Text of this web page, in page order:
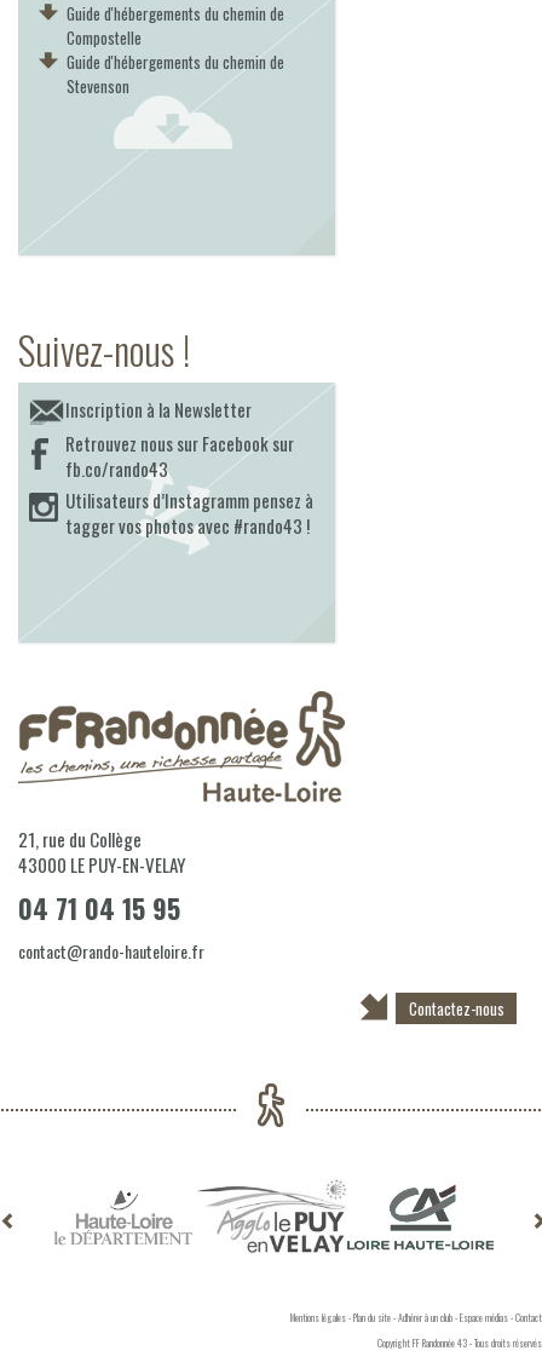
Guide d'hébergements du chemin de
Compostelle
Guide d'hébergements du chemin de
Stevenson
Suivez-nous !
Inscription à la Newsletter
Retrouvez nous sur Facebook sur
fb.co/rando43
Utilisateurs d’Instagramm pensez à
tagger vos photos avec #rando43 !
21, rue du Collège
43000 LE PUY-EN-VELAY
04 71 04 15 95
contact@rando-hauteloire.fr
Contactez-nous
Mentions légales-Plan du site-Adhérer à un club-Espace médias-Contact
Copyright FF Randonnée 43 - Tous droits réservés